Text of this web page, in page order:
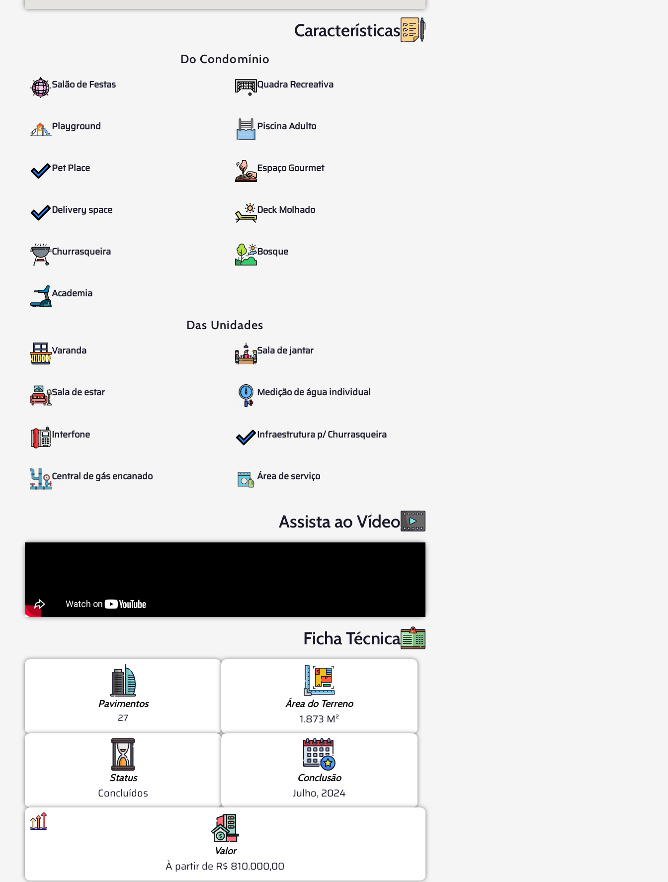
Características
Do Condomínio
Salão de Festas Quadra Recreativa
Playground Piscina Adulto
Pet Place Espaço Gourmet
Delivery space Deck Molhado
Churrasqueira Bosque
Academia
Das Unidades
Varanda Sala de jantar
Sala de estar Medição de água individual
Interfone Infraestrutura p/ Churrasqueira
Central de gás encanado Área de serviço
Assista ao Vídeo
Ficha Técnica
Pavimentos
27
Área do Terreno
1.873 M²
Status
Concluídos
Conclusão
Julho, 2024
Valor
À partir de R$ 810.000,00